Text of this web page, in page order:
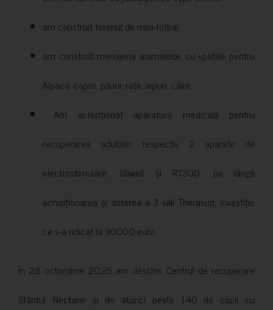
am construit terenul de mini-fotbal;
am construit menajeria animalelor, cu spațiile pentru
Alpaca, capre, păuni, rațe, iepuri, câini;
Am achiziționat aparatura medicală pentru
recuperarea adulților, respectiv 2 aparate de
electrostimulare: Stiwell și RT300, pe lângă
achiziționarea și dotarea a 3 săli Therasuit, investiție
ce s-a ridicat la 90000 euro.
În 28 octombrie 2025 am deschis Centrul de recuperare
Sfântul Nectarie și de atunci peste 140 de copii cu